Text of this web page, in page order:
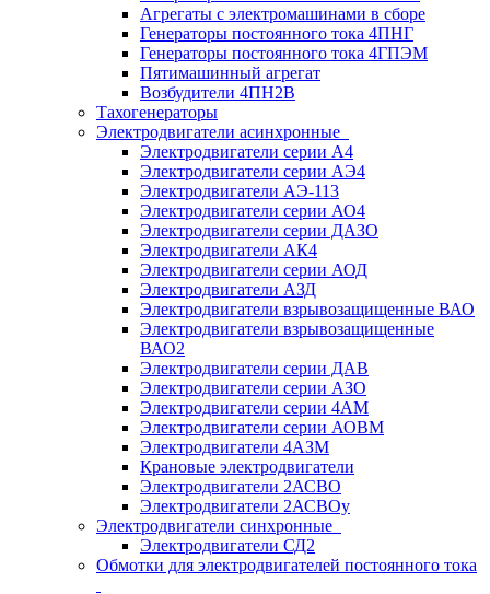
Агрегаты с электромашинами в сборе
Генераторы постоянного тока 4ПНГ
Генераторы постоянного тока 4ГПЭМ
Пятимашинный агрегат
Возбудители 4ПН2В
Тахогенераторы
Электродвигатели асинхронные
Электродвигатели серии А4
Электродвигатели серии АЭ4
Электродвигатели АЭ-113
Электродвигатели серии АО4
Электродвигатели серии ДАЗО
Электродвигатели АК4
Электродвигатели серии АОД
Электродвигатели АЗД
Электродвигатели взрывозащищенные ВАО
Электродвигатели взрывозащищенные
ВАО2
Электродвигатели серии ДАВ
Электродвигатели серии АЗО
Электродвигатели серии 4АМ
Электродвигатели серии АОВМ
Электродвигатели 4АЗМ
Крановые электродвигатели
Электродвигатели 2АСВО
Электродвигатели 2АСВОу
Электродвигатели синхронные
Электродвигатели СД2
Обмотки для электродвигателей постоянного тока